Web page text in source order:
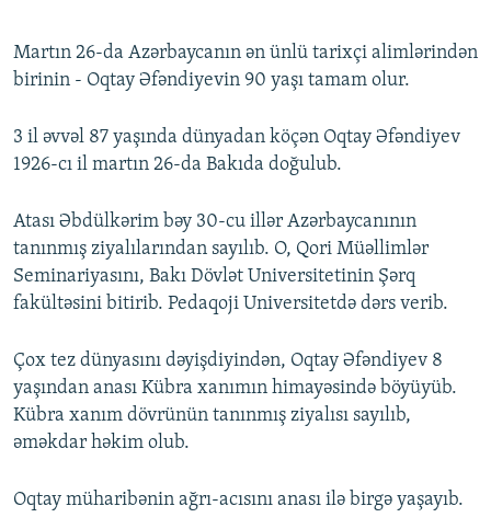
Martın 26-da Azərbaycanın ən ünlü tarixçi alimlərindən
birinin - Oqtay Əfəndiyevin 90 yaşı tamam olur.
3 il əvvəl 87 yaşında dünyadan köçən Oqtay Əfəndiyev
1926-cı il martın 26-da Bakıda doğulub.
Atası Əbdülkərim bəy 30-cu illər Azərbaycanının
tanınmış ziyalılarından sayılıb. O, Qori Müəllimlər
Seminariyasını, Bakı Dövlət Universitetinin Şərq
fakültəsini bitirib. Pedaqoji Universitetdə dərs verib.
Çox tez dünyasını dəyişdiyindən, Oqtay Əfəndiyev 8
yaşından anası Kübra xanımın himayəsində böyüyüb.
Kübra xanım dövrünün tanınmış ziyalısı sayılıb,
əməkdar həkim olub.
Oqtay müharibənin ağrı-acısını anası ilə birgə yaşayıb.